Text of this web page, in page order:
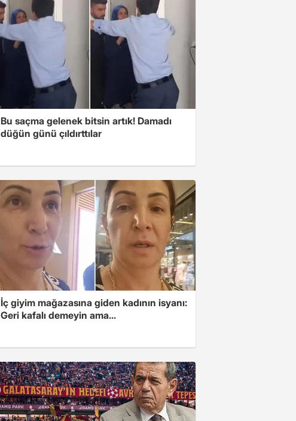
Bu saçma gelenek bitsin artık! Damadı
düğün günü çıldırttılar
İç giyim mağazasına giden kadının isyanı:
Geri kafalı demeyin ama...